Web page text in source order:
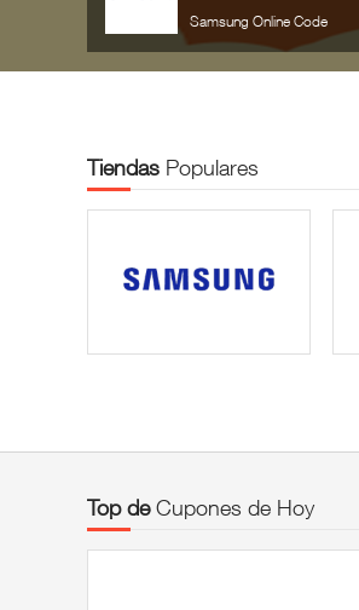
Samsung Online Code
TOUS Online Code
Tiendas Populares
Top deCupones de Hoy